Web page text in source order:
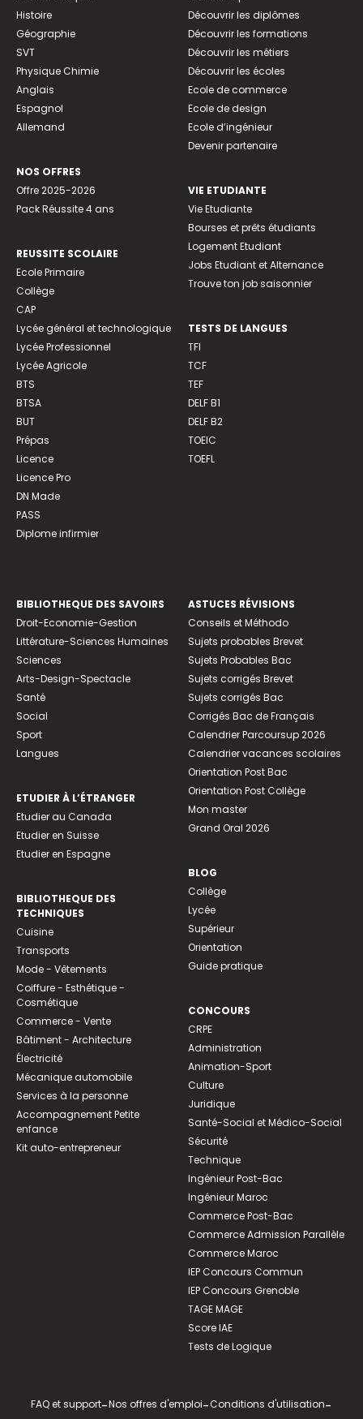
Histoire
Géographie
SVT
Physique Chimie
Anglais
Espagnol
Allemand
NOS OFFRES
Offre 2025-2026
Pack Réussite 4 ans
REUSSITE SCOLAIRE
Ecole Primaire
Collège
CAP
Lycée général et technologique
Lycée Professionnel
Lycée Agricole
BTS
BTSA
BUT
Prépas
Licence
Licence Pro
DN Made
PASS
Diplome infirmier
Découvrir les diplômes
Découvrir les formations
Découvrir les métiers
Découvrir les écoles
Ecole de commerce
Ecole de design
Ecole d’ingénieur
Devenir partenaire
VIE ETUDIANTE
Vie Etudiante
Bourses et prêts étudiants
Logement Etudiant
Jobs Etudiant et Alternance
Trouve ton job saisonnier
TESTS DE LANGUES
TFI
TCF
TEF
DELF B1
DELF B2
TOEIC
TOEFL
BIBLIOTHEQUE DES SAVOIRS
Droit-Economie-Gestion
Littérature-Sciences Humaines
Sciences
Arts-Design-Spectacle
Santé
Social
Sport
Langues
ETUDIER À L’ÉTRANGER
Etudier au Canada
Etudier en Suisse
Etudier en Espagne
BIBLIOTHEQUE DES
TECHNIQUES
Cuisine
Transports
Mode - Vêtements
Coiffure - Esthétique -
Cosmétique
Commerce - Vente
Bâtiment - Architecture
Électricité
Mécanique automobile
Services à la personne
Accompagnement Petite
enfance
Kit auto-entrepreneur
ASTUCES RÉVISIONS
Conseils et Méthodo
Sujets probables Brevet
Sujets Probables Bac
Sujets corrigés Brevet
Sujets corrigés Bac
Corrigés Bac de Français
Calendrier Parcoursup 2026
Calendrier vacances scolaires
Orientation Post Bac
Orientation Post Collège
Mon master
Grand Oral 2026
BLOG
Collège
Lycée
Supérieur
Orientation
Guide pratique
CONCOURS
CRPE
Administration
Animation-Sport
Culture
Juridique
Santé-Social et Médico-Social
Sécurité
Technique
Ingénieur Post-Bac
Ingénieur Maroc
Commerce Post-Bac
Commerce Admission Parallèle
Commerce Maroc
IEP Concours Commun
IEP Concours Grenoble
TAGE MAGE
Score IAE
Tests de Logique
FAQ et support-Nos offres d'emploi-Conditions d'utilisation-